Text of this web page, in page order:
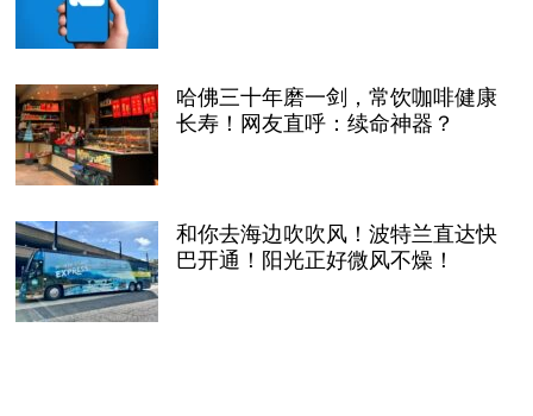
哈佛三十年磨一剑，常饮咖啡健康
长寿！网友直呼：续命神器？
和你去海边吹吹风！波特兰直达快
巴开通！阳光正好微风不燥！